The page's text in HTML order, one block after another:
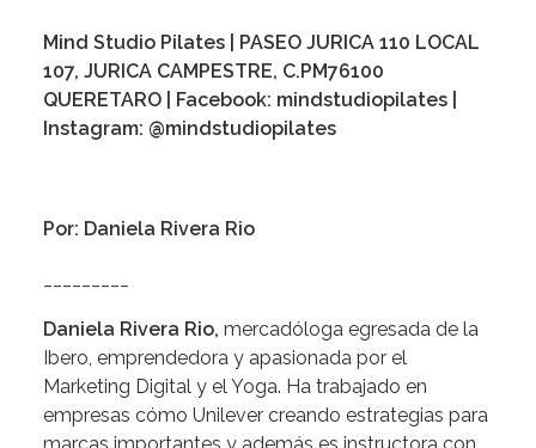
Mind Studio Pilates |
PASEO JURICA 110 LOCAL
107, JURICA CAMPESTRE, C.PM76100
QUERETARO | Facebook: mindstudiopilates |
Instagram: @mindstudiopilates
Por: Daniela Rivera Rio
Daniela Rivera Rio, mercadóloga egresada de la
Ibero, emprendedora y apasionada por el
Marketing Digital y el Yoga. Ha trabajado en
empresas cómo Unilever creando estrategias para